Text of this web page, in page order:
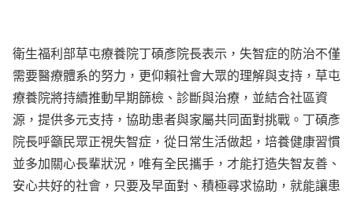
衛生福利部草屯療養院丁碩彥院長表示，失智症的防治不僅
需要醫療體系的努力，更仰賴社會大眾的理解與支持，草屯
療養院將持續推動早期篩檢、診斷與治療，並結合社區資
源，提供多元支持，協助患者與家屬共同面對挑戰。丁碩彥
院長呼籲民眾正視失智症，從日常生活做起，培養健康習慣
並多加關心長輩狀況，唯有全民攜手，才能打造失智友善、
安心共好的社會，只要及早面對、積極尋求協助，就能讓患